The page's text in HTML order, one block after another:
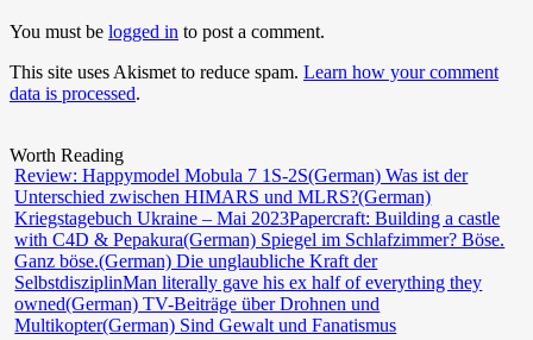
You must be logged in to post a comment.
This site uses Akismet to reduce spam. Learn how your comment
data is processed.
Worth Reading
Review: Happymodel Mobula 7 1S-2S(German) Was ist der
Unterschied zwischen HIMARS und MLRS?(German)
Kriegstagebuch Ukraine – Mai 2023Papercraft: Building a castle
with C4D & Pepakura(German) Spiegel im Schlafzimmer? Böse.
Ganz böse.(German) Die unglaubliche Kraft der
SelbstdisziplinMan literally gave his ex half of everything they
owned(German) TV-Beiträge über Drohnen und
Multikopter(German) Sind Gewalt und Fanatismus